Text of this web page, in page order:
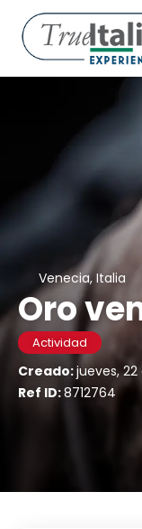
Venecia, Italia
Oro
Actividad
Creado:jueves,
Ref ID:8712764